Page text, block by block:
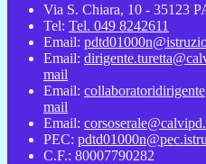
Via S. Chiara, 10 - 35123
Tel: Tel. 049 8242611
Email:
Email:
mail
Email:
mail
Email:
PEC:
C.F.: 80007790282